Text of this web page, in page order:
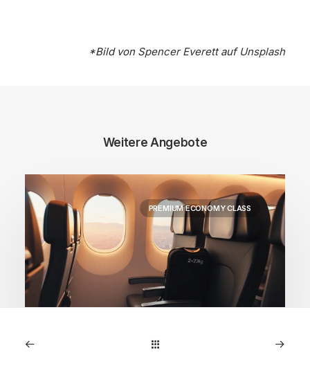
*Bild von Spencer Everettauf Unsplash
Weitere Angebote
PREMIUM ECONOMY CLASS